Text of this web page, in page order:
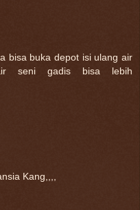
bisa buka depot isi ulang air
seni gadis bisa lebih
Kang,,,,